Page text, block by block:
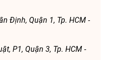
Định, Quận 1, Tp. HCM -
P1, Quận 3, Tp. HCM -